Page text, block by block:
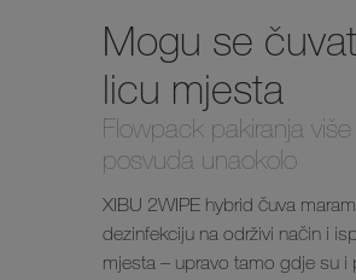
Mogu se
licu mjesta
Flowpack pakiranja
posvuda unaokolo
XIBU 2WIPE hybrid čuva
dezinfekciju na održivi način i
mjesta – upravo tamo gdje su i